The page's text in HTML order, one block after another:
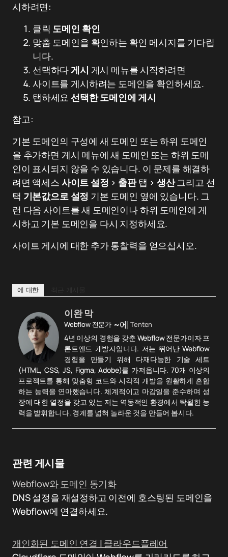
시하려면:
클릭 도메인 확인
맞춤 도메인을 확인하는 확인 메시지를 기다립
니다.
선택하다게시 게시 메뉴를 시작하려면
사이트를 게시하려는 도메인을 확인하세요.
탭하세요선택한 도메인에 게시
참고:
기본 도메인의 구성에 새 도메인 또는 하위 도메인
을 추가하면 게시 메뉴에 새 도메인 또는 하위 도메
인이 표시되지 않을 수 있습니다. 이 문제를 해결하
려면 액세스 사이트 설정 > 출판탭 > 생산그리고 선
택 기본값으로 설정 기본 도메인 옆에 있습니다. 그
런 다음 사이트를 새 도메인이나 하위 도메인에 게
시하고 기본 도메인을 다시 지정하세요.
사이트 게시에 대한 추가 통찰력을 얻으십시오.
에 대한
이완 막
Webflow 전문가 ~에Tenten
4년 이상의 경험을 갖춘 Webflow 전문가이자 프
론트엔드 개발자입니다. 저는 뛰어난 Webflow
경험을 만들기 위해 다재다능한 기술 세트
(HTML, CSS, JS, Figma, Adobe)를 가져옵니다. 70개 이상의
프로젝트를 통해 맞춤형 코드와 시각적 개발을 원활하게 혼합
하는 능력을 연마했습니다. 체계적이고 마감일을 준수하며 성
장에 대한 열정을 갖고 있는 저는 역동적인 환경에서 탁월한 능
력을 발휘합니다. 경계를 넓혀 놀라운 것을 만들어 봅시다.
관련 게시물
Webflow와 도메인 동기화
DNS 설정을 재설정하고 이전에 호스팅된 도메인을
Webflow에 연결하세요.
개인화된 도메인 연결 | 클라우드플레어